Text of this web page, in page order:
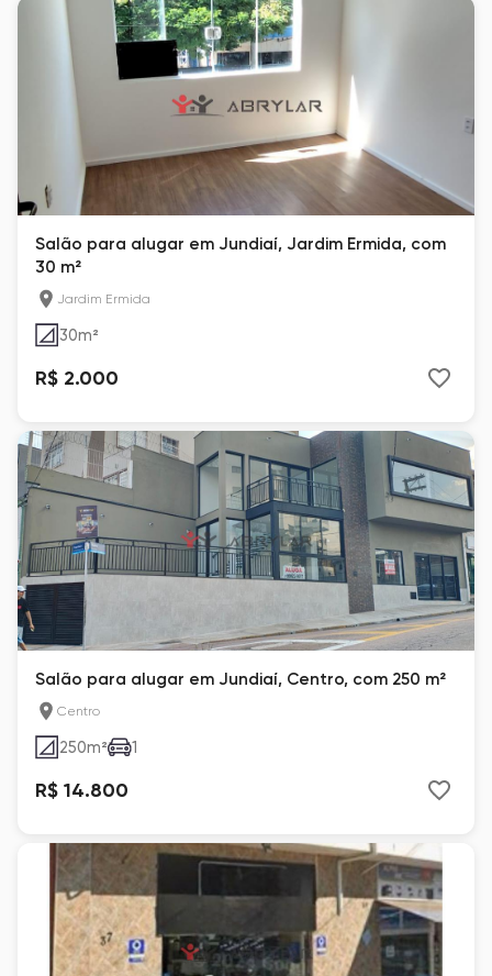
Salão para alugar em Jundiaí, Jardim Ermida, com
30 m²
Jardim Ermida
30m²
R$ 2.000
Salão para alugar em Jundiaí, Centro, com 250 m²
Centro
250m² 1
R$ 14.800